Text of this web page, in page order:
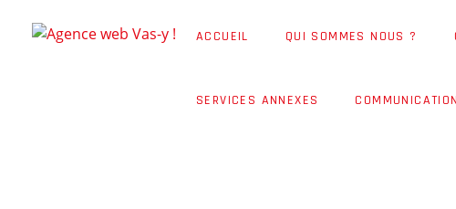
ACCUEIL QUI SOMMES NOUS ?
SERVICES ANNEXES COMMUNICATION
SITE INTERNET